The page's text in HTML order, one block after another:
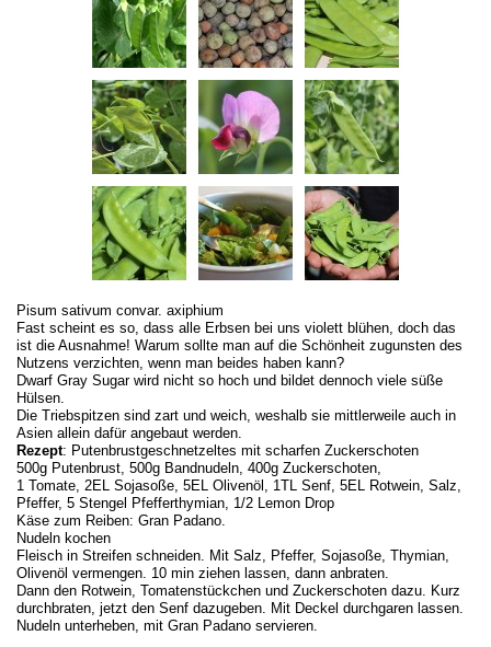
Pisum sativum convar. axiphium
Fast scheint es so, dass alle Erbsen bei uns violett blühen, doch das
ist die Ausnahme! Warum sollte man auf die Schönheit zugunsten des
Nutzens verzichten, wenn man beides haben kann?
Dwarf Gray Sugar wird nicht so hoch und bildet dennoch viele süße
Hülsen.
Die Triebspitzen sind zart und weich, weshalb sie mittlerweile auch in
Asien allein dafür angebaut werden.
Rezept: Putenbrustgeschnetzeltes mit scharfen Zuckerschoten
500g Putenbrust, 500g Bandnudeln, 400g Zuckerschoten,
1 Tomate, 2EL Sojasoße, 5EL Olivenöl, 1TL Senf, 5EL Rotwein, Salz,
Pfeffer, 5 Stengel Pfefferthymian, 1/2 Lemon Drop
Käse zum Reiben: Gran Padano.
Nudeln kochen
Fleisch in Streifen schneiden. Mit Salz, Pfeffer, Sojasoße, Thymian,
Olivenöl vermengen. 10 min ziehen lassen, dann anbraten.
Dann den Rotwein, Tomatenstückchen und Zuckerschoten dazu. Kurz
durchbraten, jetzt den Senf dazugeben. Mit Deckel durchgaren lassen.
Nudeln unterheben, mit Gran Padano servieren.